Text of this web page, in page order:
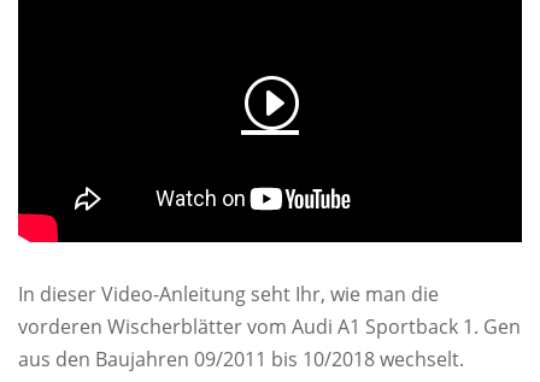
In dieser Video-Anleitung seht Ihr, wie man die
vorderen Wischerblätter vom Audi A1 Sportback 1. Gen
aus den Baujahren 09/2011 bis 10/2018 wechselt.